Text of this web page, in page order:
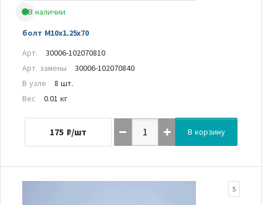
В наличии
болт M10x1.25x70
Арт.
30006-102070810
Арт. замены
30006-102070840
В узле
8 шт.
Вес
0.01 кг
175 ₽/шт В корзину
5